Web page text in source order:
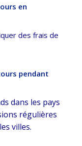
en
des frais de
pendant
dans les pays
régulières
villes.